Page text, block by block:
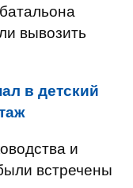
вывозить
в детский
и
встречены